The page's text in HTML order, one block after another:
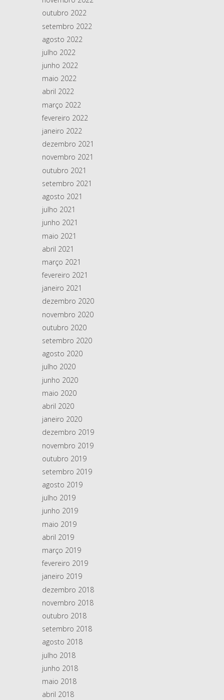
outubro 2022
setembro 2022
agosto 2022
julho 2022
junho 2022
maio 2022
abril 2022
março 2022
fevereiro 2022
janeiro 2022
dezembro 2021
novembro 2021
outubro 2021
setembro 2021
agosto 2021
julho 2021
junho 2021
maio 2021
abril 2021
março 2021
fevereiro 2021
janeiro 2021
dezembro 2020
novembro 2020
outubro 2020
setembro 2020
agosto 2020
julho 2020
junho 2020
maio 2020
abril 2020
janeiro 2020
dezembro 2019
novembro 2019
outubro 2019
setembro 2019
agosto 2019
julho 2019
junho 2019
maio 2019
abril 2019
março 2019
fevereiro 2019
janeiro 2019
dezembro 2018
novembro 2018
outubro 2018
setembro 2018
agosto 2018
julho 2018
junho 2018
maio 2018
abril 2018